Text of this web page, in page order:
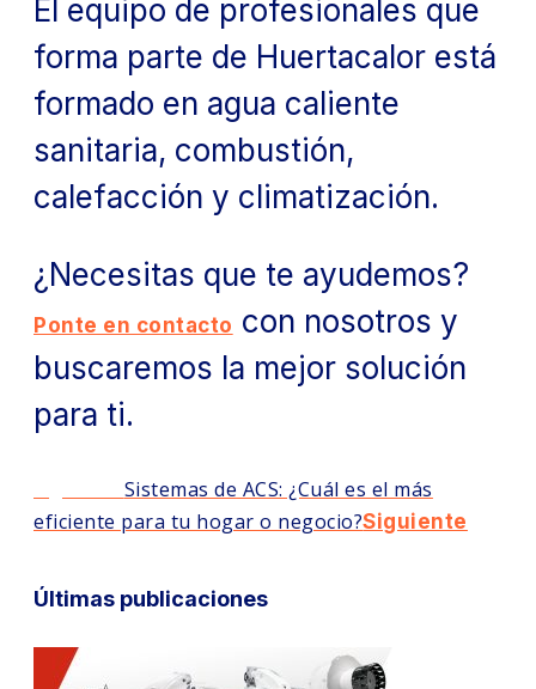
El equipo de profesionales que
forma parte de Huertacalor está
formado en agua caliente
sanitaria, combustión,
calefacción y climatización.
¿Necesitas que te ayudemos?
Ponte en contacto con nosotros y
buscaremos la mejor solución
para ti.
Sistemas de ACS: ¿Cuál es el más
eficiente para tu hogar o negocio?Siguiente
Últimas publicaciones